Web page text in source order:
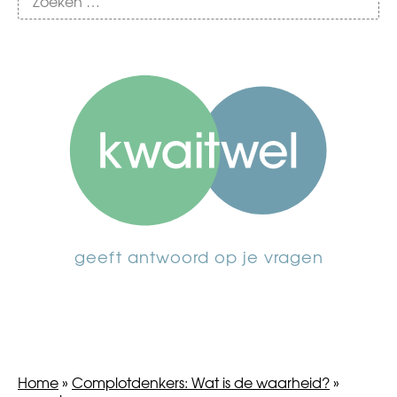
geeft antwoord op je vragen
Home» Complotdenkers: Wat is de waarheid?»